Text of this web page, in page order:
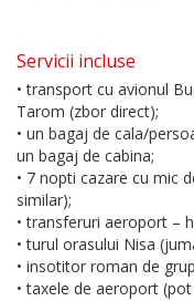
Servicii incluse
• transport cu avionul
Tarom (zbor direct);
• un bagaj de cala/
un bagaj de cabina;
• 7 nopti cazare cu mic
similar);
• transferuri aeroport –
• turul orasului Nisa
• insotitor roman de
• taxele de aeroport